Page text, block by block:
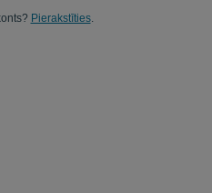
Pierakstīties.